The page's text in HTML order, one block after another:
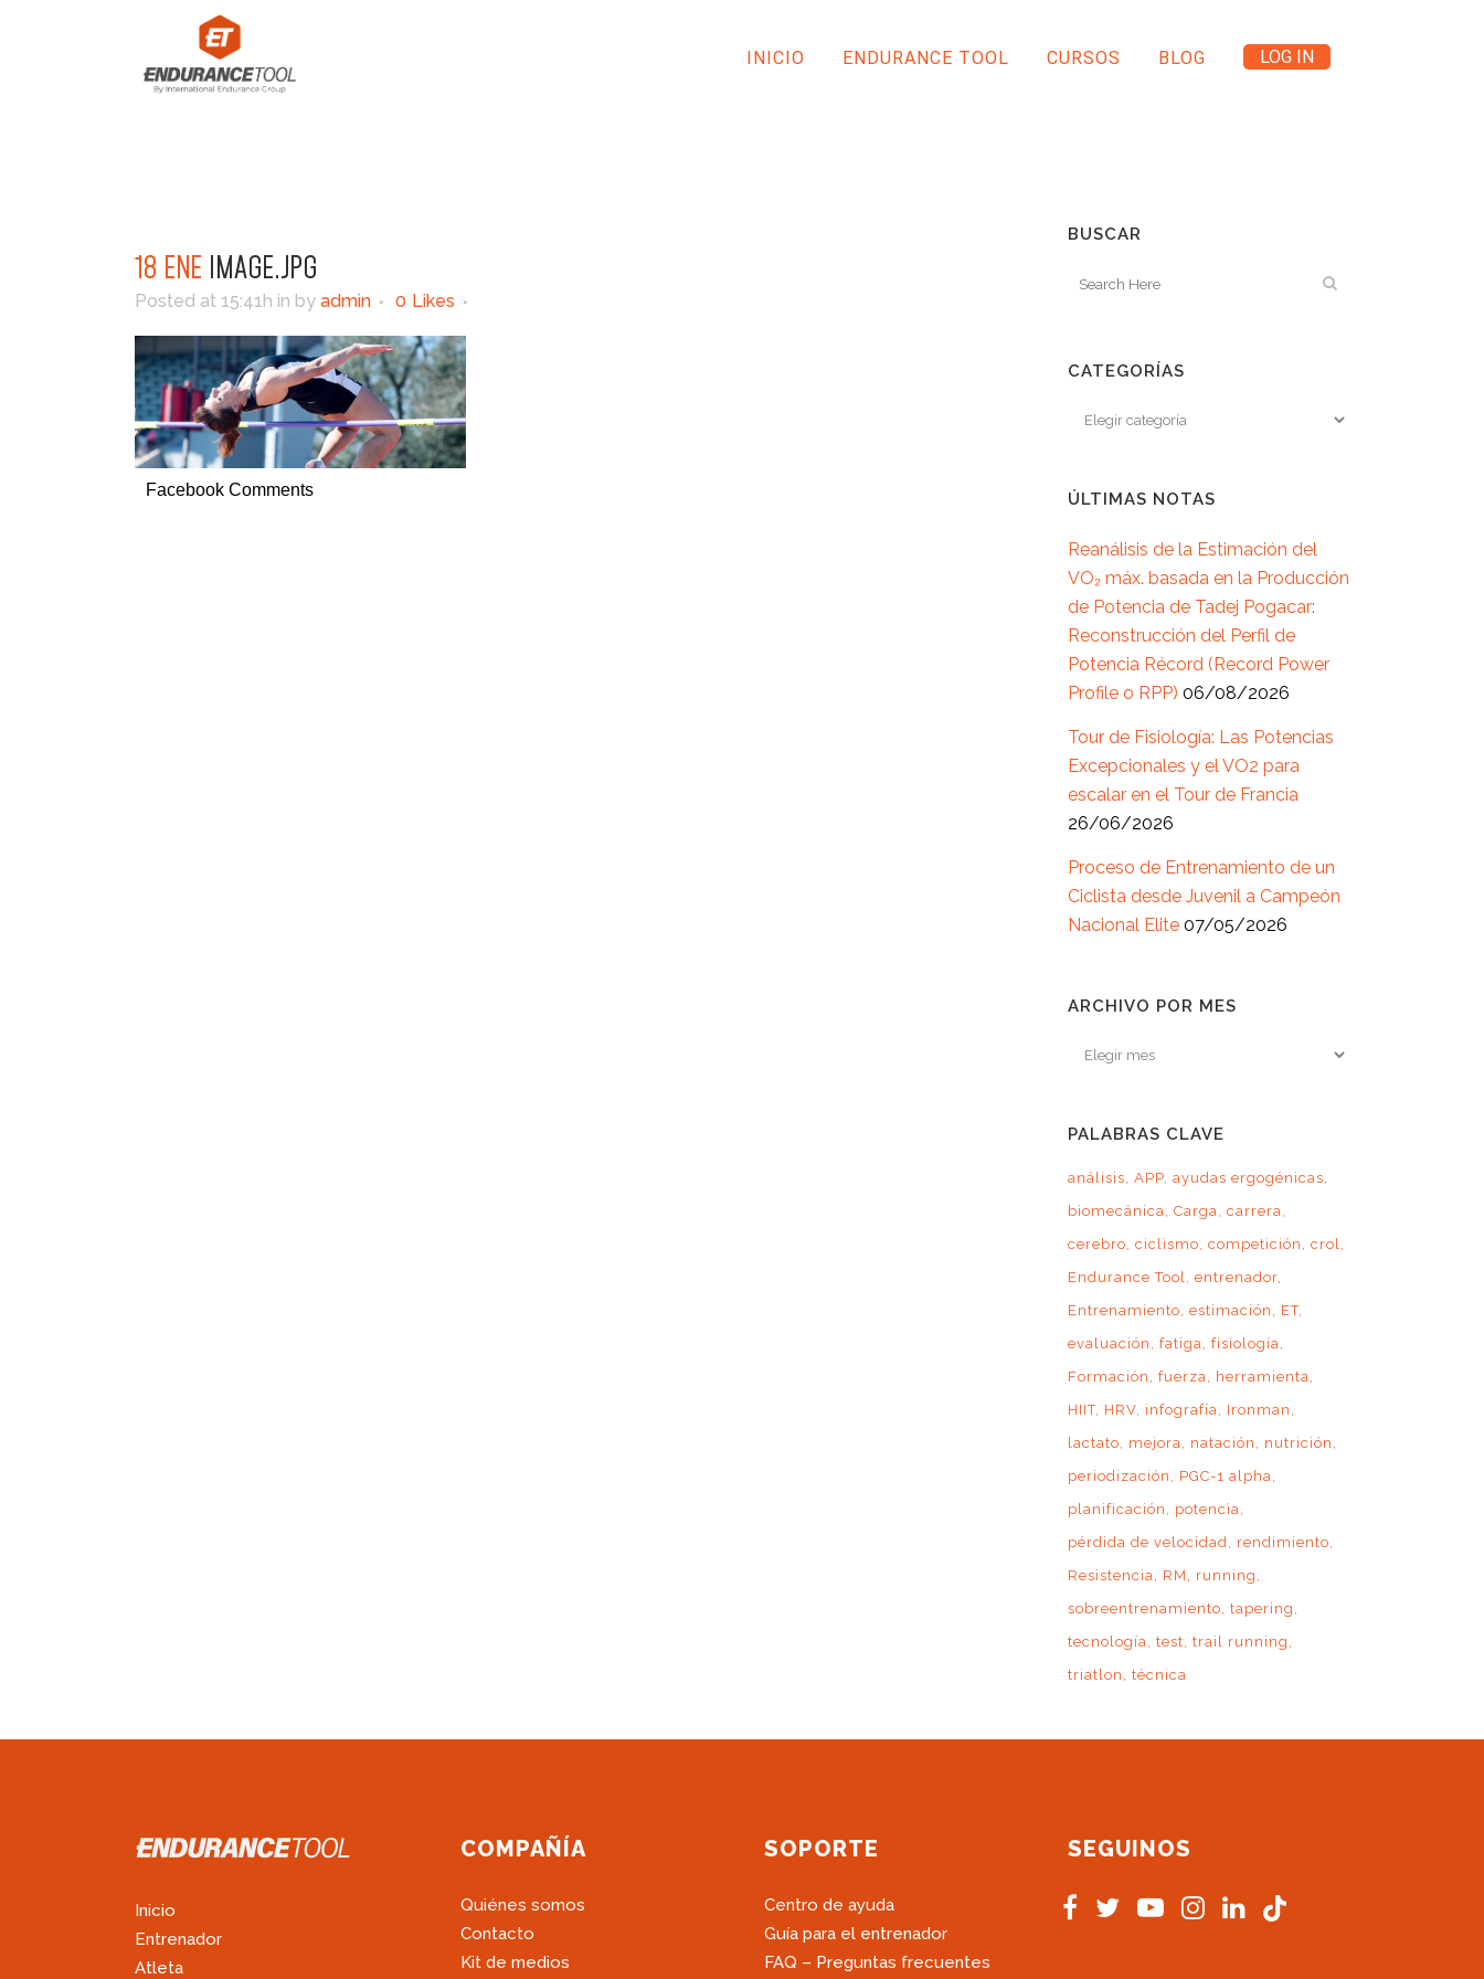
INICIO ENDURANCE TOOL CURSOS BLOG LOG IN
18 ENE IMAGE.JPG
Posted at 15:41h in by admin 0 Likes
Facebook Comments
BUSCAR
CATEGORÍAS
ÚLTIMAS NOTAS
Reanálisis de la Estimación del
VO₂ máx. basada en la Producción
de Potencia de Tadej Pogacar:
Reconstrucción del Perfil de
Potencia Récord (Record Power
Profile o RPP) 06/08/2026
Tour de Fisiología: Las Potencias
Excepcionales y el VO2 para
escalar en el Tour de Francia
26/06/2026
Proceso de Entrenamiento de un
Ciclista desde Juvenil a Campeón
Nacional Elite 07/05/2026
ARCHIVO POR MES
Archivo
PALABRAS CLAVE
análisis APP ayudas ergogénicas
biomecánica Carga carrera
cerebro ciclismo competición
crol
Endurance Tool entrenador
Entrenamiento estimación
ET
evaluación
fatiga fisiología
Formación
fuerza
herramienta
HIIT HRV infografía
Ironman
lactato
mejora natación
nutrición
periodización
PGC-1 alpha
planificación
potencia
pérdida de velocidad
rendimiento
Resistencia
RM
running
sobreentrenamiento tapering
tecnología test trail running
triatlon
técnica
Inicio
Entrenador
Atleta
COMPAÑÍA
Quiénes somos
Contacto
Kit de medios
SOPORTE
Centro de ayuda
Guía para el entrenador
FAQ – Preguntas frecuentes
SEGUINOS